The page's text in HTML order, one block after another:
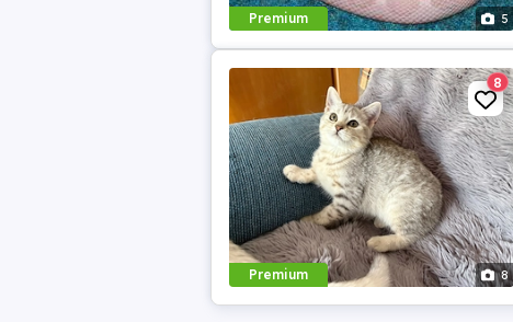
Premium 5
Premium 8
8